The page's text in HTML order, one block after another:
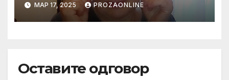
МАР 17, 2025 PROZAONLINE
Оставите одговор